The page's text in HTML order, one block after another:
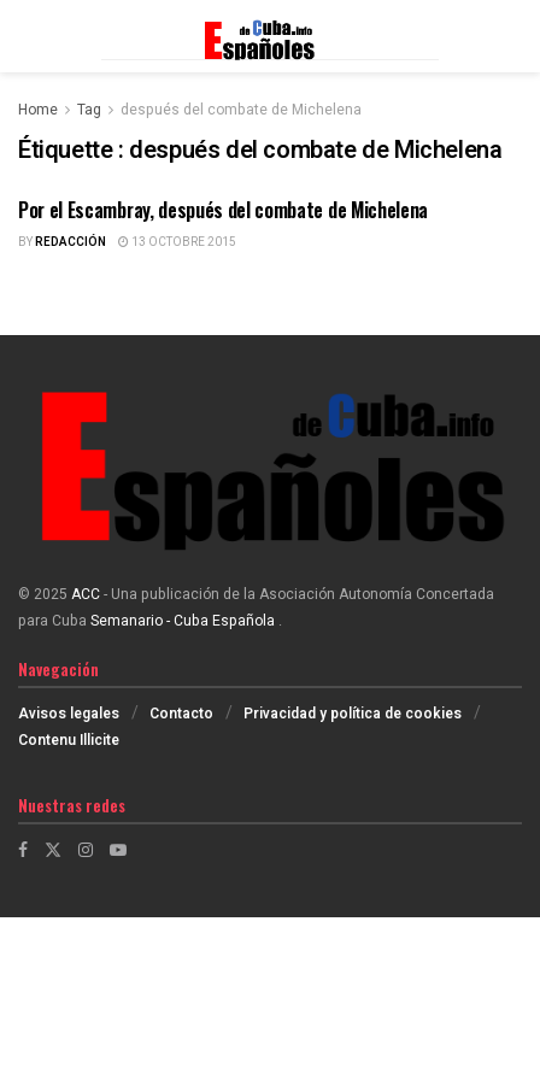
Home Tag después del combate de Michelena
Étiquette : después del combate de Michelena
ESPAÑOLES DE CUBA
Por el Escambray, después del combate de Michelena
BYREDACCIÓN 13 OCTOBRE 2015
© 2025 ACC- Una publicación de la Asociación Autonomía Concertada
para Cuba Semanario - Cuba Española .
Navegación
Avisos legales Contacto
Privacidad y política de cookies
Contenu Illicite
Nuestras redes